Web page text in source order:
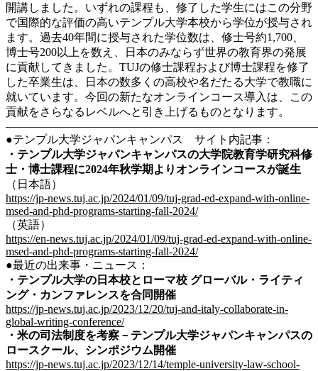
開講しました。いずれの課程も、修了した学生にはこの分野
で国際的な評価の高いテンプル大学本校から学位が授与され
ます。過去40年間に授与された学位数は、修士号約1,700、
博士号200以上を数え、日本のみならず世界の教育界の発展
に貢献してきました。TUJの修士課程および博士課程を修了
した卒業生は、日本の数多くの高校や名だたる大学で教職に
就いています。今回の新たなオンラインコース導入は、この
貢献をさらなるレベルへと引き上げるものとなります。
●テンプル大学ジャパンキャンパス サイト内記事：
・ テンプル大学ジャパンキャンパスの大学院教育学研究科修
士・博士課程に2024年秋学期よりオンラインコースが誕生
（日本語）
https://jp-news.tuj.ac.jp/2024/01/09/tuj-grad-ed-expand-with-online-
msed-and-phd-programs-starting-fall-2024/
（英語）
https://en-news.tuj.ac.jp/2024/01/09/tuj-grad-ed-expand-with-online-
msed-and-phd-programs-starting-fall-2024/
●最近の出来事・ニュース：
・ テンプル大学の日本校とローマ校 グローバル・ライティ
ング・カンファレンスを合同開催
https://jp-news.tuj.ac.jp/2023/12/20/tuj-and-italy-collaborate-in-
global-writing-conference/
・ 米の司法制度を考察－テンプル大学ジャパンキャンパスの
ロースクール、シンポジウム開催
https://jp-news.tuj.ac.jp/2023/12/14/temple-university-law-school-